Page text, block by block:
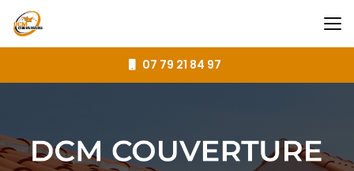
au
contenu
principal
07 79 21 84 97